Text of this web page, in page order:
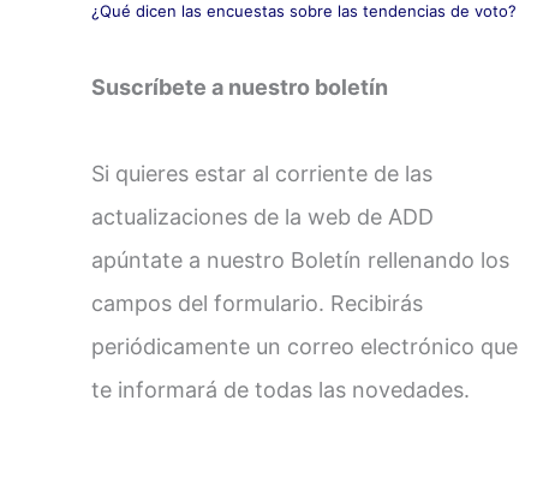
¿Qué dicen las encuestas sobre las tendencias de voto?
Suscríbete a nuestro boletín
Si quieres estar al corriente de las
actualizaciones de la web de ADD
apúntate a nuestro Boletín rellenando los
campos del formulario. Recibirás
periódicamente un correo electrónico que
te informará de todas las novedades.